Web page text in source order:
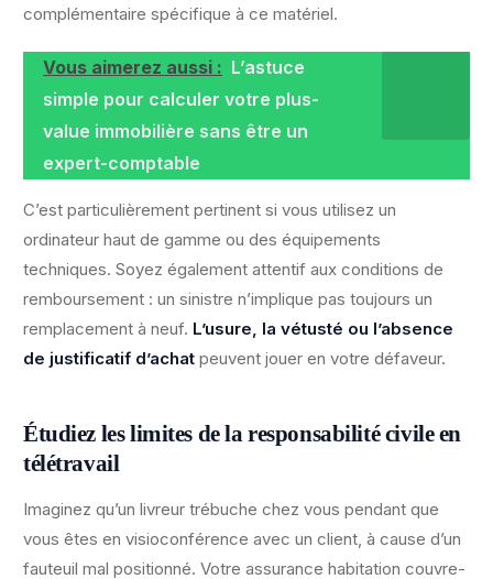
complémentaire spécifique à ce matériel.
Vous aimerez aussi : L’astuce
simple pour calculer votre plus-
value immobilière sans être un
expert-comptable
C’est particulièrement pertinent si vous utilisez un
ordinateur haut de gamme ou des équipements
techniques. Soyez également attentif aux conditions de
remboursement : un sinistre n’implique pas toujours un
remplacement à neuf. L’usure, la vétusté ou l’absence
de justificatif d’achat peuvent jouer en votre défaveur.
Étudiez les limites de la responsabilité civile en
télétravail
Imaginez qu’un livreur trébuche chez vous pendant que
vous êtes en visioconférence avec un client, à cause d’un
fauteuil mal positionné. Votre assurance habitation couvre-